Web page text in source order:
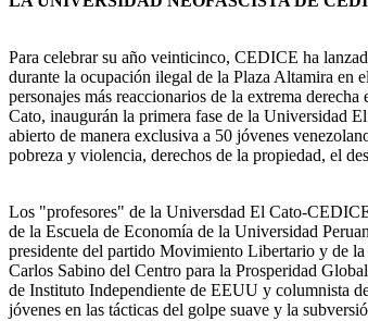
Para celebrar su año veinticinco, CEDICE ha
durante la ocupación ilegal de la Plaza Altamira en
personajes más reaccionarios de la extrema
Cato, inaugurán la primera fase de la Universidad
abierto de manera exclusiva a 50 jóvenes
pobreza y violencia, derechos de la propiedad, el
Los "profesores" de la Universdad El Cato-
de la Escuela de Economía de la Universidad
presidente del partido Movimiento Libertario y de
Carlos Sabino del Centro para la Prosperidad
de Instituto Independiente de EEUU y columnista
jóvenes en las tácticas del golpe suave y la